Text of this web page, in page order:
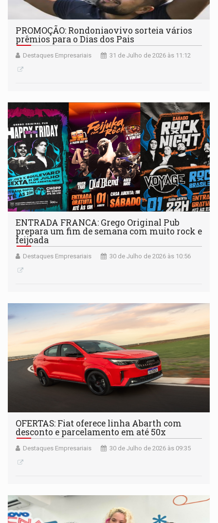
PROMOÇÃO: Rondoniaovivo sorteia vários
prêmios para o Dias dos Pais
Destaques Empresariais 31 de Julho de 2026 às 11:12
ENTRADA FRANCA: Grego Original Pub
prepara um fim de semana com muito rock e
feijoada
Destaques Empresariais 30 de Julho de 2026 às 10:56
OFERTAS: Fiat oferece linha Abarth com
desconto e parcelamento em até 50x
Destaques Empresariais 30 de Julho de 2026 às 09:35